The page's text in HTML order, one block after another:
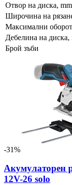
Отвор на диска, mm
Широчина на
Максимални
Дебелина на диска,
Брой зъби
-31%
Акумулаторен
12V-26 solo